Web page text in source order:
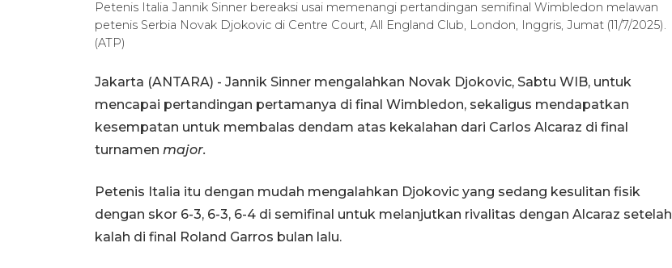
Petenis Italia Jannik Sinner bereaksi usai memenangi pertandingan semifinal Wimbledon melawan
petenis Serbia Novak Djokovic di Centre Court, All England Club, London, Inggris, Jumat (11/7/2025).
(ATP)
Jakarta (ANTARA) - Jannik Sinner mengalahkan Novak Djokovic, Sabtu WIB, untuk
mencapai pertandingan pertamanya di final Wimbledon, sekaligus mendapatkan
kesempatan untuk membalas dendam atas kekalahan dari Carlos Alcaraz di final
turnamen major.
Petenis Italia itu dengan mudah mengalahkan Djokovic yang sedang kesulitan fisik
dengan skor 6-3, 6-3, 6-4 di semifinal untuk melanjutkan rivalitas dengan Alcaraz setelah
kalah di final Roland Garros bulan lalu.